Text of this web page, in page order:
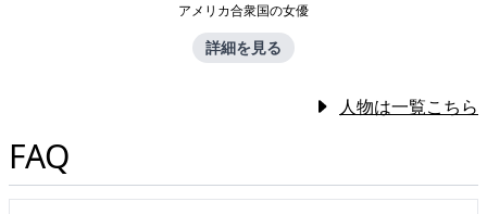
アメリカ合衆国の女優
詳細を見る
人物は一覧こちら
FAQ